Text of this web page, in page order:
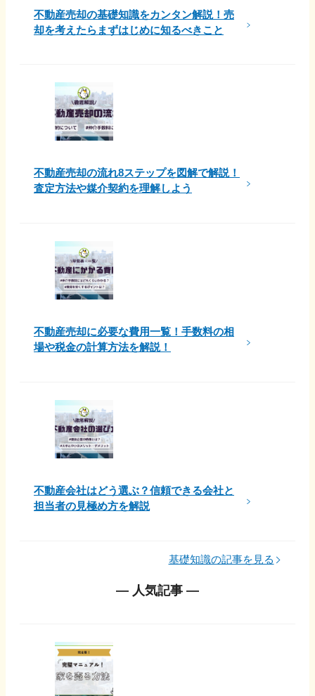
不動産売却の基礎知識をカンタン解説！売
却を考えたらまずはじめに知るべきこと
不動産売却の流れ8ステップを図解で解説！
査定方法や媒介契約を理解しよう
不動産売却に必要な費用一覧！手数料の相
場や税金の計算方法を解説！
不動産会社はどう選ぶ？信頼できる会社と
担当者の見極め方を解説
基礎知識の記事を見る
― 人気記事 ―